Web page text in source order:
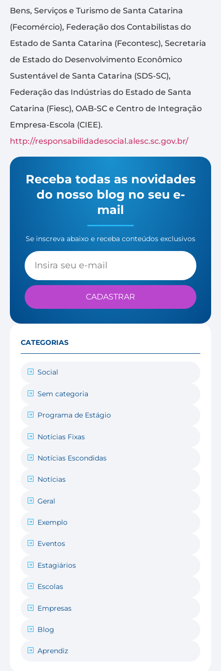
Bens, Serviços e Turismo de Santa Catarina
(Fecomércio), Federação dos Contabilistas do
Estado de Santa Catarina (Fecontesc), Secretaria
de Estado do Desenvolvimento Econômico
Sustentável de Santa Catarina (SDS-SC),
Federação das Indústrias do Estado de Santa
Catarina (Fiesc), OAB-SC e Centro de Integração
Empresa-Escola (CIEE).
http://responsabilidadesocial.alesc.sc.gov.br/
Receba todas as novidades
do nosso blog no seu e-
mail
Se inscreva abaixo e receba conteúdos exclusivos
CADASTRAR
CATEGORIAS
Social
Sem categoria
Programa de Estágio
Notícias Fixas
Notícias Escondidas
Notícias
Geral
Exemplo
Eventos
Estagiários
Escolas
Empresas
Blog
Aprendiz